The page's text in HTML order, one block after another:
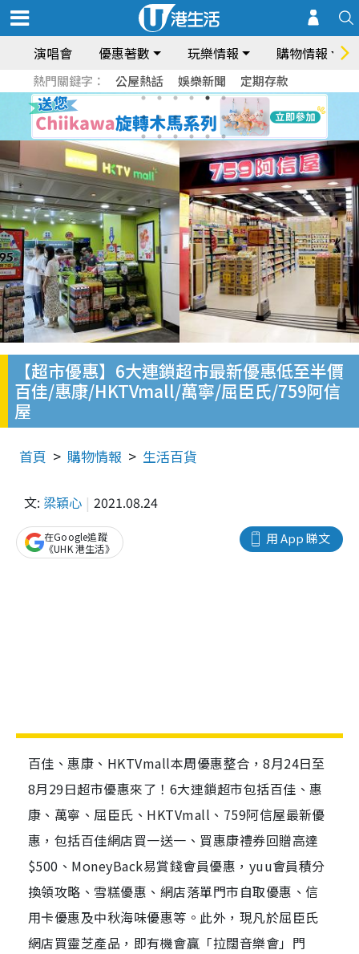
演唱會 優惠著數 玩樂情報 購物情報
熱門關鍵字： 公屋熱話 娛樂新聞 定期存款
【超市優惠】6大連鎖超市最新優惠低至半價
百佳/惠康/HKTVmall/萬寧/屈臣氏/759阿信
屋
首頁 購物情報 生活百貨
文: 梁穎心 2021.08.24
用 App 睇文
在Google追蹤
《UHK 港生活》
百佳、惠康、HKTVmall本周優惠整合，8月24日至
8月29日超市優惠來了！6大連鎖超市包括百佳、惠
康、萬寧、屈臣氏、HKTVmall、759阿信屋最新優
惠，包括百佳網店買一送一、買惠康禮券回贈高達
$500、MoneyBack易賞錢會員優惠，yuu會員積分
換領攻略、雪糕優惠、網店落單門市自取優惠、信
用卡優惠及中秋海味優惠等。此外，現凡於屈臣氏
網店買靈芝產品，即有機會贏「拉闊音樂會」門